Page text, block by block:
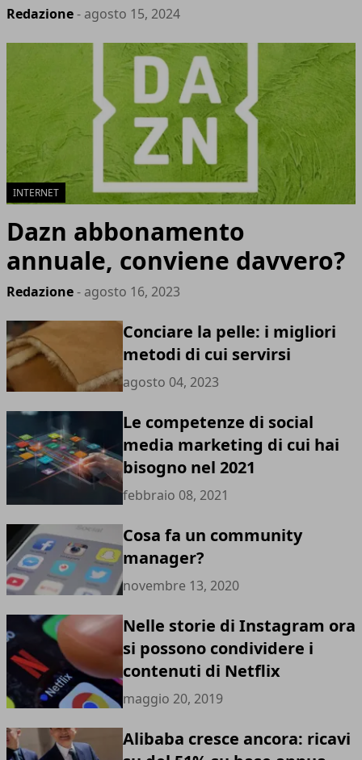
Redazione- agosto 15, 2024
INTERNET
Dazn abbonamento
annuale, conviene davvero?
Redazione- agosto 16, 2023
Conciare la pelle: i migliori
metodi di cui servirsi
agosto 04, 2023
Le competenze di social
media marketing di cui hai
bisogno nel 2021
febbraio 08, 2021
Cosa fa un community
manager?
novembre 13, 2020
Nelle storie di Instagram ora
si possono condividere i
contenuti di Netflix
maggio 20, 2019
Alibaba cresce ancora: ricavi